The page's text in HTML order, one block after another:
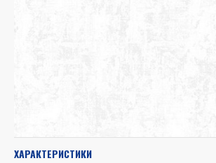
ХАРАКТЕРИСТИКИ